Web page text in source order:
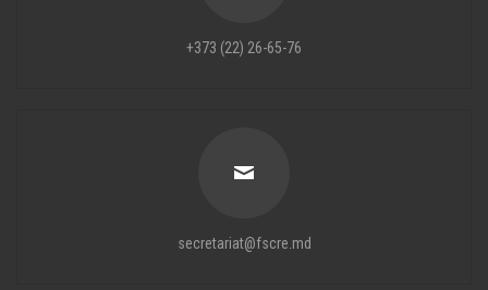
+373 (22) 26-65-76
secretariat@fscre.md